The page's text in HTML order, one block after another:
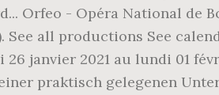
Orfeo - Opéra National de
See all productions See
26 janvier 2021 au lundi 01
praktisch gelegenen